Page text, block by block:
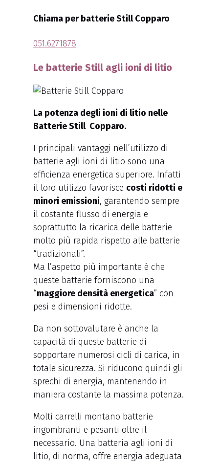
Chiama per batterie Still Copparo
051.6271878
Le batterie Still agli ioni di litio
La potenza degli ioni di litio nelle
Batterie Still Copparo.
I principali vantaggi nell’utilizzo di
batterie agli ioni di litio sono una
efficienza energetica superiore. Infatti
il loro utilizzo favorisce costi ridotti e
minori emissioni, garantendo sempre
il costante flusso di energia e
soprattutto la ricarica delle batterie
molto più rapida rispetto alle batterie
“tradizionali”.
Ma l’aspetto più importante è che
queste batterie forniscono una
“maggiore densità energetica” con
pesi e dimensioni ridotte.
Da non sottovalutare è anche la
capacità di queste batterie di
sopportare numerosi cicli di carica, in
totale sicurezza. Si riducono quindi gli
sprechi di energia, mantenendo in
maniera costante la massima potenza.
Molti carrelli montano batterie
ingombranti e pesanti oltre il
necessario. Una batteria agli ioni di
litio, di norma, offre energia adeguata